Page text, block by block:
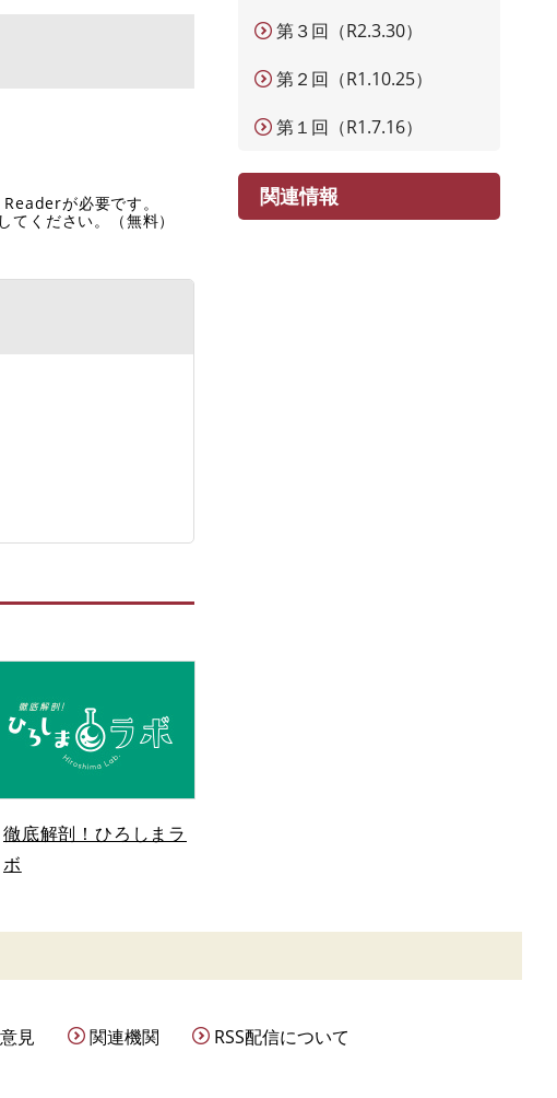
が必要です。
ください。（無料）
徹底解剖！ひろしまラ
ボ
第３回（R2.3.30）
第２回（R1.10.25）
第１回（R1.7.16）
関連情報
見 関連機関 RSS配信について